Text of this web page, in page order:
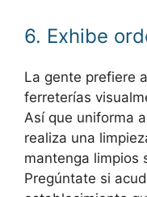
6. Exhibe
La gente prefiere
ferreterías
Así que uniforma
realiza una
mantenga limpios
Pregúntate si